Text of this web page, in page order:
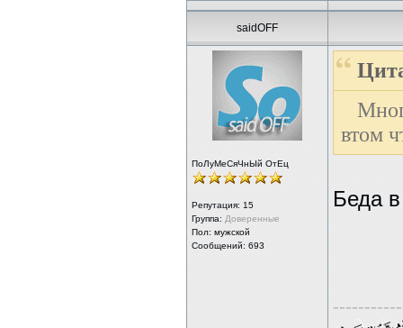
saidOFF
ПоЛуМеСяЧнЫй ОтЕц
Репутация: 15
Группа: Доверенные
Пол: мужской
Сообщений: 693
втом
Беда